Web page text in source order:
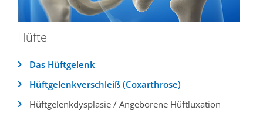
Hüfte
Das Hüftgelenk
Hüftgelenkverschleiß (Coxarthrose)
Hüftgelenkdysplasie / Angeborene Hüftluxation